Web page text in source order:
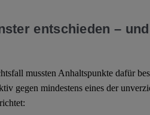
entschieden – und
mussten Anhaltspunkte dafür
gegen mindestens eines der